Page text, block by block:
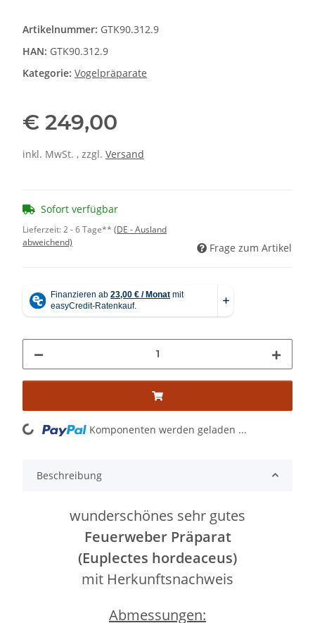
Artikelnummer: GTK90.312.9
HAN: GTK90.312.9
Kategorie: Vogelpräparate
€ 249,00
inkl. MwSt. , zzgl. Versand
Sofort verfügbar
Lieferzeit:2 - 6 Tage** (DE - Ausland
abweichend)
Frage zum Artikel
Komponenten werden geladen ...
Beschreibung
wunderschönes sehr gutes
Feuerweber Präparat
(Euplectes hordeaceus)
mit Herkunftsnachweis
Abmessungen: